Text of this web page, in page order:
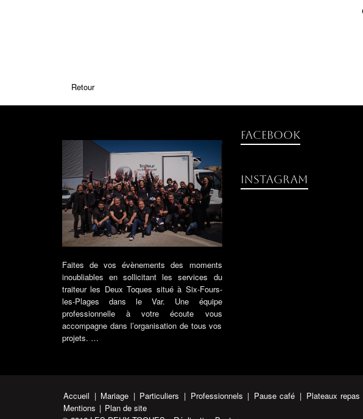
Retour
Faites de vos évènements des moments
inoubliables en sollicitant les services du
traiteur les Deux Toques situé à Six-Fours-
les-Plages dans le Var. Une équipe
professionnelle à votre écoute vous
accompagne dans l’organisation de tous vos
projets. …
Facebook
instagram
Accueil | Mariage | Particuliers | Professionnels | Pause café | Plateaux repas
Mentions | Plan de site